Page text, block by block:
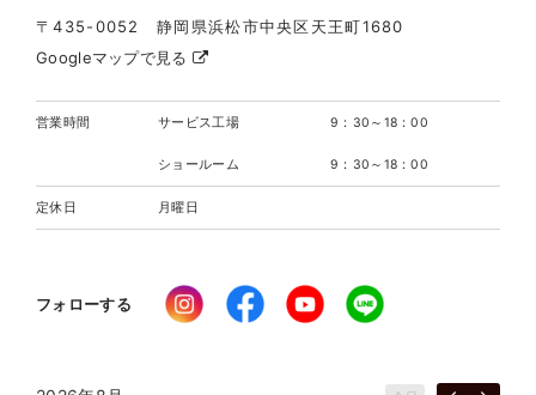
〒435-0052 静岡県浜松市中央区天王町1680
Googleマップで見る
営業時間 サービス工場 9：30～18：00
ショールーム 9：30～18：00
定休日 月曜日
フォローする